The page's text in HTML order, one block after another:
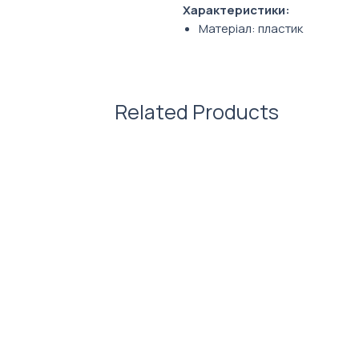
Характеристики:
Матеріал: пластик
Related Products